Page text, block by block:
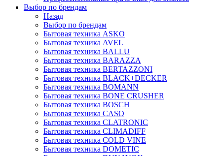
Выбор по брендам
Назад
Выбор по брендам
Бытовая техника ASKO
Бытовая техника AVEL
Бытовая техника BALLU
Бытовая техника BARAZZA
Бытовая техника BERTAZZONI
Бытовая техника BLACK+DECKER
Бытовая техника BOMANN
Бытовая техника BONE CRUSHER
Бытовая техника BOSCH
Бытовая техника CASO
Бытовая техника CLATRONIC
Бытовая техника CLIMADIFF
Бытовая техника COLD VINE
Бытовая техника DOMETIC